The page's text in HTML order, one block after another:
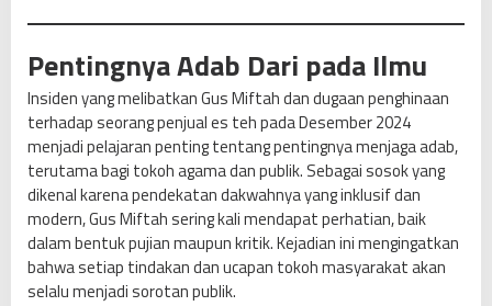
Pentingnya Adab Dari pada Ilmu
Insiden yang melibatkan Gus Miftah dan dugaan penghinaan
terhadap seorang penjual es teh pada Desember 2024
menjadi pelajaran penting tentang pentingnya menjaga adab,
terutama bagi tokoh agama dan publik. Sebagai sosok yang
dikenal karena pendekatan dakwahnya yang inklusif dan
modern, Gus Miftah sering kali mendapat perhatian, baik
dalam bentuk pujian maupun kritik. Kejadian ini mengingatkan
bahwa setiap tindakan dan ucapan tokoh masyarakat akan
selalu menjadi sorotan publik.